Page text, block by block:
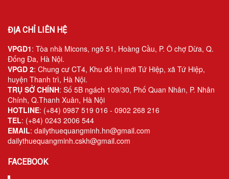
Dịch vụ Đại lý thuế
Làm thủ tục về thuế trọn gói
Kiểm soát rủi ro về thuế
Quyết toán thuế
ĐỊA CHỈ LIÊN HỆ
VPGD1: Tòa nhà Micons, ngõ 51, Hoàng Cầu, P. Ô chợ Dừa, Q.
Đống Đa, Hà Nội.
VPGD 2: Chung cư CT4, Khu đô thị mới Tứ Hiệp, xã Tứ Hiệp,
huyện Thanh trì, Hà Nội.
TRỤ SỞ CHÍNH: Số 5B ngách 109/30, Phố Quan Nhân, P. Nhân
Chính, Q.Thanh Xuân, Hà Nội
HOTLINE: (+84) 0987 519 016 - 0902 268 216
TEL: (+84) 0243 2006 544
EMAIL: dailythuequangminh.hn@gmail.com
dailythuequangminh.cskh@gmail.com
FACEBOOK